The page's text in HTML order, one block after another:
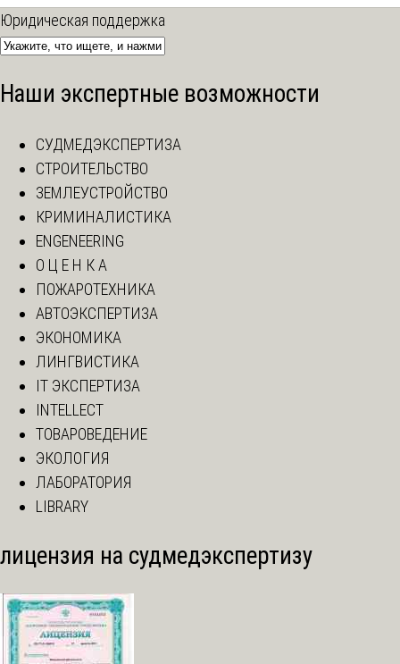
Юридическая поддержка
Наши экспертные возможности
СУДМЕДЭКСПЕРТИЗА
СТРОИТЕЛЬСТВО
ЗЕМЛЕУСТРОЙСТВО
КРИМИНАЛИСТИКА
ENGENEERING
О Ц Е Н К А
ПОЖАРОТЕХНИКА
АВТОЭКСПЕРТИЗА
ЭКОНОМИКА
ЛИНГВИСТИКА
IT ЭКСПЕРТИЗА
INTELLECT
ТОВАРОВЕДЕНИЕ
ЭКОЛОГИЯ
ЛАБОРАТОРИЯ
LIBRARY
лицензия на судмедэкспертизу